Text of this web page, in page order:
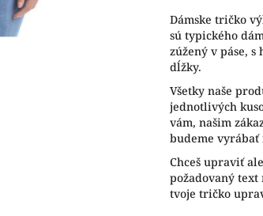
Dámske tričko
sú typického
zúžený v páse,
dĺžky.
Všetky naše
jednotlivých
vám, našim
budeme vyrábať
Chceš upraviť
požadovaný
tvoje tričko